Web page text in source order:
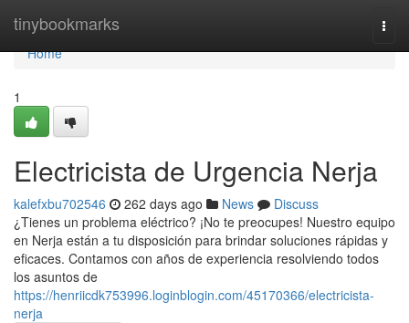
tinybookmarks
Home
Home
1
Electricista de Urgencia Nerja
kalefxbu702546 262 days ago News
Discuss
¿Tienes un problema eléctrico? ¡No te preocupes! Nuestro equipo
en Nerja están a tu disposición para brindar soluciones rápidas y
eficaces. Contamos con años de experiencia resolviendo todos
los asuntos de
https://henriicdk753996.loginblogin.com/45170366/electricista-
nerja